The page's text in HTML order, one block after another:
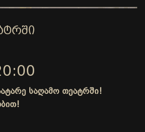
საღამო თეატრში!